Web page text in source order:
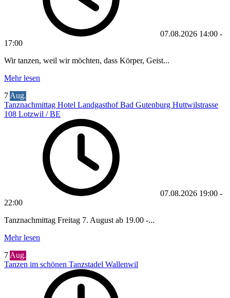
07.08.2026 14:00 -
17:00
Wir tanzen, weil wir möchten, dass Körper, Geist...
Mehr lesen
7 Aug.
Tanznachmittag Hotel Landgasthof Bad Gutenburg Huttwilstrasse
108 Lotzwil / BE
07.08.2026 19:00 -
22:00
Tanznachmittag Freitag 7. August ab 19.00 -...
Mehr lesen
7 Aug.
Tanzen im schönen Tanzstadel Wallenwil